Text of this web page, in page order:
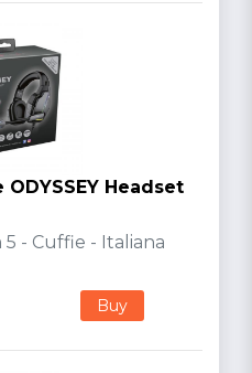
Headset
5 - Cuffie - Italiana
Buy